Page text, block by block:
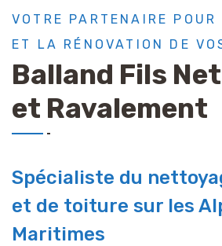
VOTRE PARTENAIRE POUR
ET LA RÉNOVATION DE
Balland Fils
et Ravalement
Spécialiste du
et de toiture sur les
Maritimes